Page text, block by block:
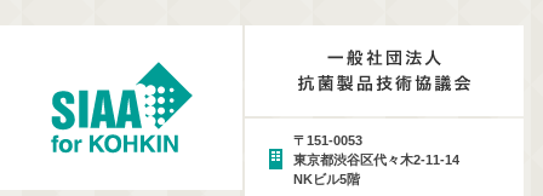
〒151-0053
東京都渋谷区代々木2-11-14
NKビル5階